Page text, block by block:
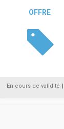
OFFRE
En cours de validité